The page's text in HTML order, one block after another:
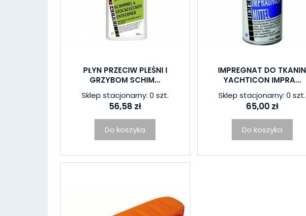
PŁYN PRZECIW PLEŚNI I
GRZYBOM SCHIM...
Sklep stacjonarny: 0 szt.
56,58 zł
Do koszyka
IMPREGNAT DO TKANIN
YACHTICON IMPRA...
Sklep stacjonarny: 0 szt.
65,00 zł
Do koszyka